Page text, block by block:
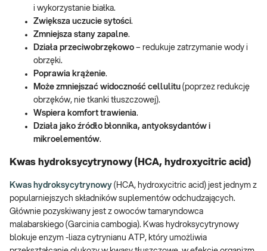
i wykorzystanie białka.
Zwiększa uczucie sytości.
Zmniejsza stany zapalne.
Działa przeciwobrzękowo – redukuje zatrzymanie wody i
obrzęki.
Poprawia krążenie.
Może zmniejszać widoczność cellulitu (poprzez redukcję
obrzęków, nie tkanki tłuszczowej).
Wspiera komfort trawienia.
Działa jako źródło błonnika, antyoksydantów i
mikroelementów.
Kwas hydroksycytrynowy (HCA, hydroxycitric acid)
Kwas hydroksycytrynowy (HCA, hydroxycitric acid) jest jednym z
popularniejszych składników suplementów odchudzających.
Głównie pozyskiwany jest z owoców tamaryndowca
malabarskiego (Garcinia cambogia). Kwas hydroksycytrynowy
blokuje enzym -liaza cytrynianu ATP, który umożliwia